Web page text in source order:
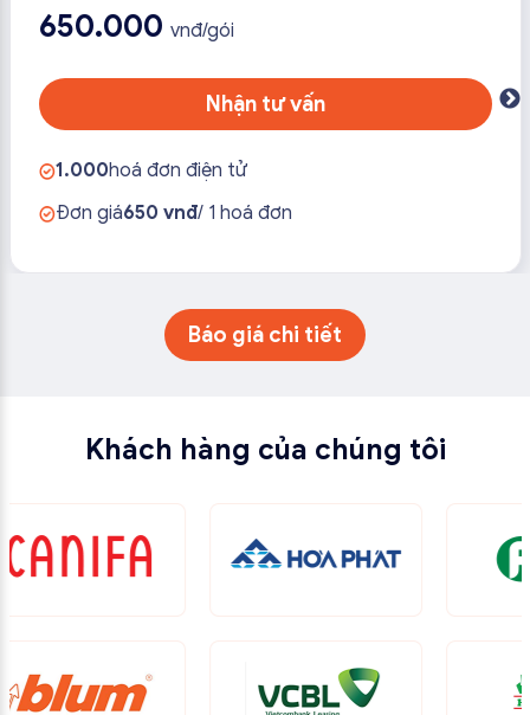
650.000 vnđ/gói
Nhận tư vấn
1.000hoá đơn điện tử
Đơn giá650 vnđ/ 1 hoá đơn
Báo giá chi tiết
Khách hàng của chúng tôi